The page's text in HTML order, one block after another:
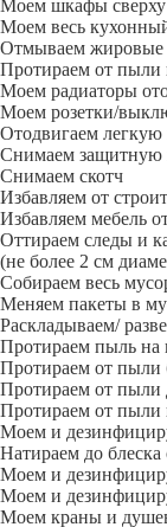
Моем шкафы сверху
Моем весь
Отмываем жировые
Протираем от пыли
Моем радиаторы
Моем розетки/
Отодвигаем легкую
Снимаем защитную
Снимаем скотч
Избавляем от
Избавляем мебель
Оттираем следы и
(не более 2 см
Собираем весь
Меняем пакеты в
Раскладываем/
Протираем пыль на
Протираем от пыли
Протираем от пыли
Протираем от пыли
Моем и
Натираем до блеска
Моем и
Моем и
Моем краны и